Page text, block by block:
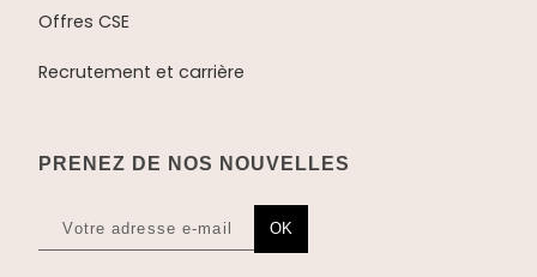
Offres CSE
Recrutement et carrière
PRENEZ DE NOS NOUVELLES
OK